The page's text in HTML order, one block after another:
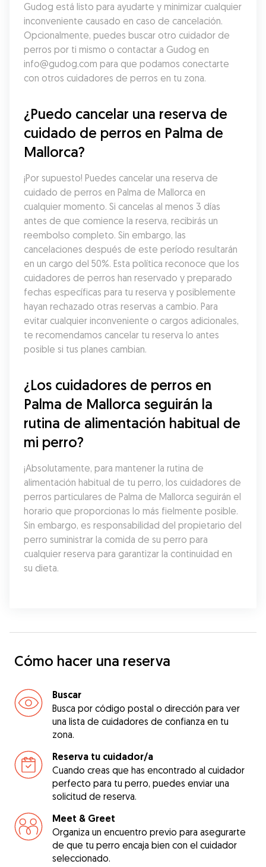
Gudog está listo para ayudarte y minimizar cualquier
inconveniente causado en caso de cancelación.
Opcionalmente, puedes buscar otro cuidador de
perros por ti mismo o contactar a Gudog en
info@gudog.com para que podamos conectarte
con otros cuidadores de perros en tu zona.
¿Puedo cancelar una reserva de
cuidado de perros en Palma de
Mallorca?
¡Por supuesto! Puedes cancelar una reserva de
cuidado de perros en Palma de Mallorca en
cualquier momento. Si cancelas al menos 3 días
antes de que comience la reserva, recibirás un
reembolso completo. Sin embargo, las
cancelaciones después de este período resultarán
en un cargo del 50%. Esta política reconoce que los
cuidadores de perros han reservado y preparado
fechas específicas para tu reserva y posiblemente
hayan rechazado otras reservas a cambio. Para
evitar cualquier inconveniente o cargos adicionales,
te recomendamos cancelar tu reserva lo antes
posible si tus planes cambian.
¿Los cuidadores de perros en
Palma de Mallorca seguirán la
rutina de alimentación habitual de
mi perro?
¡Absolutamente, para mantener la rutina de
alimentación habitual de tu perro, los cuidadores de
perros particulares de Palma de Mallorca seguirán el
horario que proporcionas lo más fielmente posible.
Sin embargo, es responsabilidad del propietario del
perro suministrar la comida de su perro para
cualquier reserva para garantizar la continuidad en
su dieta.
Cómo hacer una reserva
Buscar
Busca por código postal o dirección para ver
una lista de cuidadores de confianza en tu
zona.
Reserva tu cuidador/a
Cuando creas que has encontrado al cuidador
perfecto para tu perro, puedes enviar una
solicitud de reserva.
Meet & Greet
Organiza un encuentro previo para asegurarte
de que tu perro encaja bien con el cuidador
seleccionado.